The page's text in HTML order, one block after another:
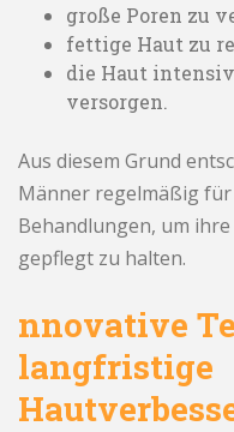
große Poren zu
fettige Haut zu
die Haut
versorgen.
Aus diesem Grund
Männer regelmäßig
Behandlungen, um
gepflegt zu halten.
nnovative
langfristige